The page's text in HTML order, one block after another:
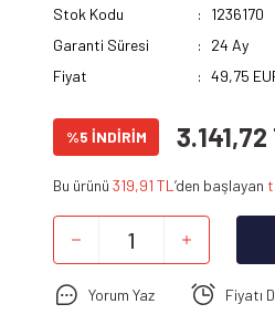
Stok Kodu
1236170
Garanti Süresi
24 Ay
Fiyat
49,75
%5 İNDİRİM
Bu ürünü 319,91 TL ’den başlayan
Yorum Yaz Fiyatı